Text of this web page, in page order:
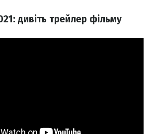
дивіть трейлер фільму